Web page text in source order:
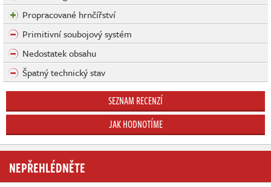
Propracované hrnčířství
Primitivní soubojový systém
Nedostatek obsahu
Špatný technický stav
SEZNAM RECENZÍ
JAK HODNOTÍME
NEPŘEHLÉDNĚTE